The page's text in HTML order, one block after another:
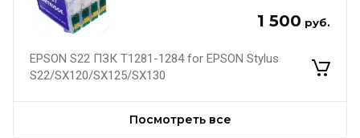
1 500 руб.
EPSON S22 ПЗК Т1281-1284 for EPSON Stylus
S22/SX120/SX125/SX130
Посмотреть все